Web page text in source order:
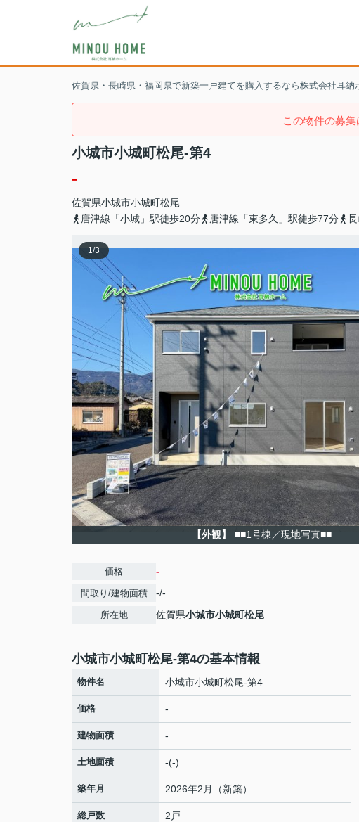
佐賀県・長崎県・福岡県で新築一戸建てを購入するなら株式会社耳納
この物件の募集
小城市小城町松尾-第4
-
佐賀県小城市小城町松尾
唐津線「小城」駅徒歩20分
唐津線「東多久」駅徒歩77分
1/3
【外観】 ■■1号棟／現地写真■■
価格 -
間取り/建物面積 -/-
所在地 佐賀県小城市小城町松尾
小城市小城町松尾-第4の基本情報
物件名 小城市小城町松尾-第4
価格 -
建物面積 -
土地面積 -(-)
築年月 2026年2月（新築）
総戸数 2戸